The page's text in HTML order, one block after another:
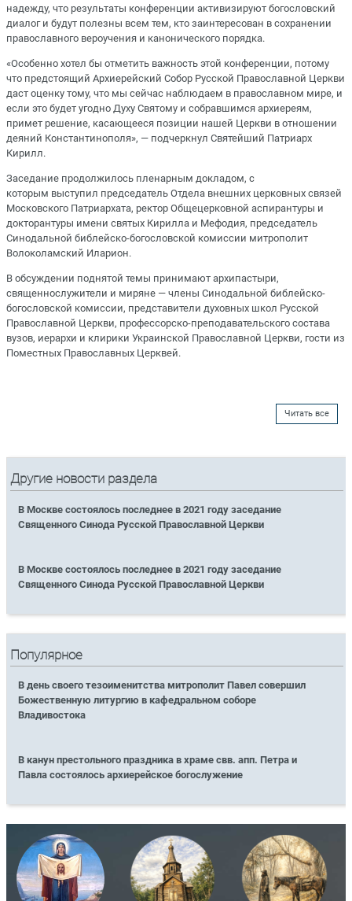
надежду, что результаты конференции активизируют богословский
диалог и будут полезны всем тем, кто заинтересован в сохранении
православного вероучения и канонического порядка.
«Особенно хотел бы отметить важность этой конференции, потому
что предстоящий Архиерейский Собор Русской Православной Церкви
даст оценку тому, что мы сейчас наблюдаем в православном мире, и
если это будет угодно Духу Святому и собравшимся архиереям,
примет решение, касающееся позиции нашей Церкви в отношении
деяний Константинополя», — подчеркнул Святейший Патриарх
Кирилл.
Заседание продолжилось пленарным докладом, с
которым выступил председатель Отдела внешних церковных связей
Московского Патриархата, ректор Общецерковной аспирантуры и
докторантуры имени святых Кирилла и Мефодия, председатель
Синодальной библейско-богословской комиссии митрополит
Волоколамский Иларион.
В обсуждении поднятой темы принимают архипастыри,
священнослужители и миряне — члены Синодальной библейско-
богословской комиссии, представители духовных школ Русской
Православной Церкви, профессорско-преподавательского состава
вузов, иерархи и клирики Украинской Православной Церкви, гости из
Поместных Православных Церквей.
Читать все
Другие новости раздела
В Москве состоялось последнее в 2021 году заседание
Священного Синода Русской Православной Церкви
В Москве состоялось последнее в 2021 году заседание
Священного Синода Русской Православной Церкви
Популярное
В день своего тезоименитства митрополит Павел совершил
Божественную литургию в кафедральном соборе
Владивостока
В канун престольного праздника в храме свв. апп. Петра и
Павла состоялось архиерейское богослужение